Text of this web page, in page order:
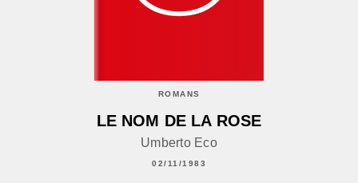
ROMANS
LE NOM DE LA ROSE
Umberto Eco
02/11/1983